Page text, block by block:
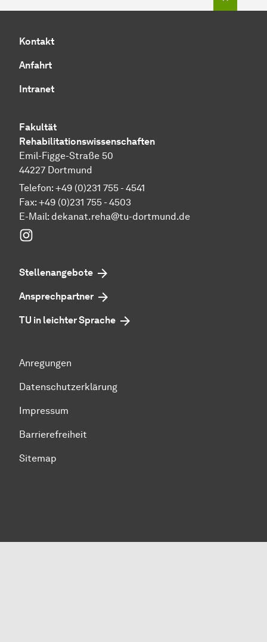
Kontakt
Anfahrt
Intranet
Fakultät
Rehabilitationswissenschaften
Emil-Figge-Straße 50
44227 Dortmund
Telefon: +49 (0)231 755 - 4541
Fax: +49 (0)231 755 - 4503
E-Mail: dekanat.reha@tu-dortmund.de
Stellenangebote
Ansprechpartner
TU in leichter Sprache
Anregungen
Datenschutzerklärung
Impressum
Barrierefreiheit
Sitemap